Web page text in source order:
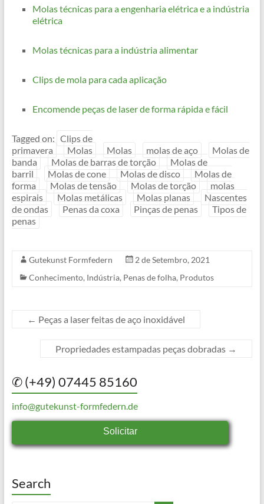
Molas técnicas para a engenharia elétrica e a indústria
elétrica
Molas técnicas para a indústria alimentar
Clips de mola para cada aplicação
Encomende peças de laser de forma rápida e fácil
Tagged on: Clips de
primavera
Molas Molas molas de aço
Molas de
banda
Molas de barras de torção
Molas de
barril
Molas de cone Molas de disco
Molas de
forma
Molas de tensão Molas de torção
molas
espirais
Molas metálicas Molas planas
Nascentes
de ondas
Penas da coxa Pinças de penas
Tipos de
penas
Gutekunst Formfedern
2 de Setembro, 2021
Conhecimento, Indústria, Penas de folha, Produtos
← Peças a laser feitas de aço inoxidável
Propriedades estampadas peças dobradas →
✆ (+49) 07445 85160
info@gutekunst-formfedern.de
Solicitar
Search